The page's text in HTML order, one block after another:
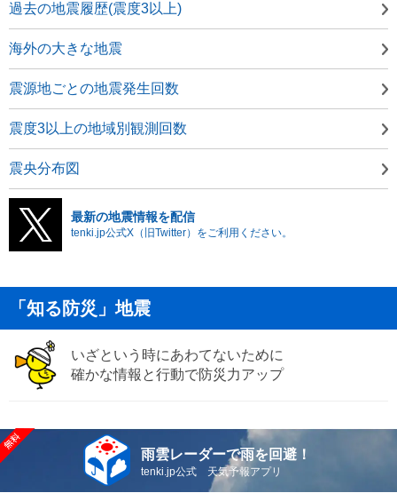
過去の地震履歴(震度3以上)
海外の大きな地震
震源地ごとの地震発生回数
震度3以上の地域別観測回数
震央分布図
最新の地震情報を配信
tenki.jp公式X（旧Twitter）をご利用ください。
「知る防災」地震
いざという時にあわてないために
確かな情報と行動で防災力アップ
雨雲レーダーで雨を回避！
tenki.jp公式 天気予報アプリ